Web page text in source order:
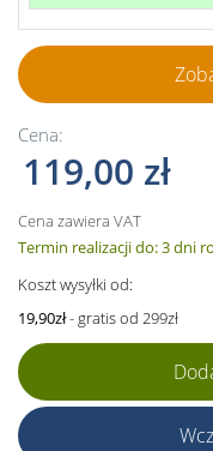
Cena:
119,00 zł
Cena zawiera VAT
Termin realizacji do: 3 dni
Koszt wysyłki od:
19,90zł- gratis od 299zł